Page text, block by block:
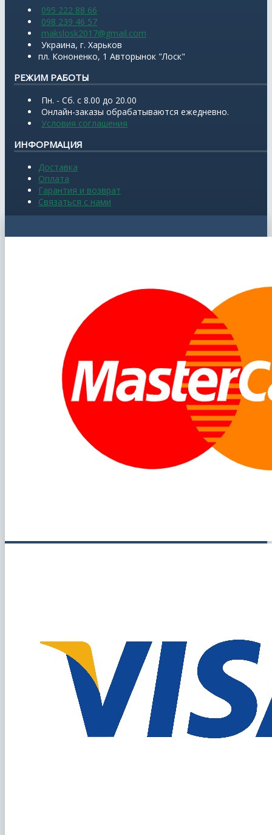
095 222 88 66
098 239 46 57
makslosk2017@gmail.com
Украина, г. Харьков
пл. Кононенко, 1 Авторынок "Лоск"
РЕЖИМ РАБОТЫ
Пн. - Сб. с 8.00 до 20.00
Онлайн-заказы обрабатываются ежедневно.
Условия соглашения
ИНФОРМАЦИЯ
Доставка
Оплата
Гарантия и возврат
Связаться с нами